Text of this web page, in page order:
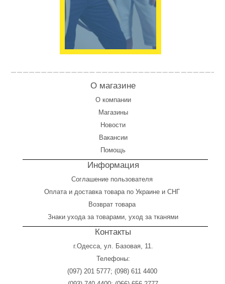
О магазине
О компании
Магазины
Новости
Вакансии
Помощь
Информация
Соглашение пользователя
Оплата и доставка товара по Украине и СНГ
Возврат товара
Знаки ухода за товарами, уход за тканями
Контакты
г.Одесса, ул. Базовая, 11.
Телефоны:
(097) 201 5777; (098) 611 4400